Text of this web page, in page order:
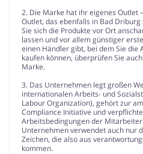
2. Die Marke hat ihr eigenes Outlet
Outlet, das ebenfalls in Bad
Sie sich die Produkte vor Ort
lassen und vor allem günstiger
einen Händler gibt, bei dem Sie die
kaufen können, überprüfen Sie
Marke.
3. Das Unternehmen legt großen
internationalen Arbeits- und
Labour Organization), gehört zur
Compliance Initiative und
Arbeitsbedingungen der
Unternehmen verwendet auch nur
Zeichen, die also aus
kommen.